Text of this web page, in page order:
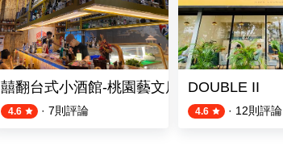
囍翻台式小酒館-桃園藝文店
4.6 · 7則評論
DOUBLE II
4.6 · 12則評論